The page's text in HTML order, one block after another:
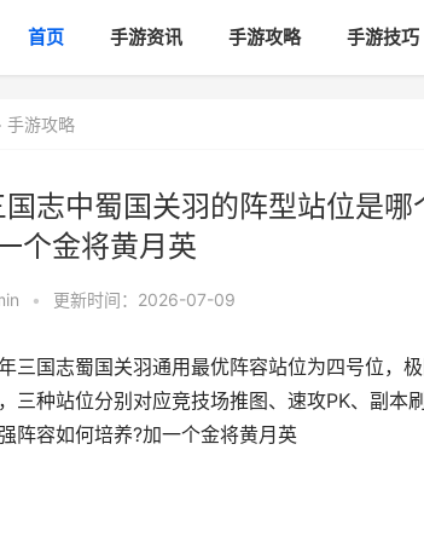
首页 手游资讯 手游攻略 手游技巧
手游攻略
国志中蜀国关羽的阵型站位是
个金将黄月英
• 更新时间：2026-07-09
三国志蜀国关羽通用最优阵容站位为四号位，
三种站位分别对应竞技场推图、速攻PK、副
阵容如何培养?加一个金将黄月英